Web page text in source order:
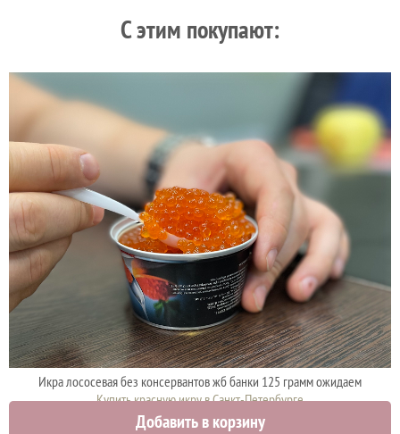
C этим покупают:
Икра лососевая без консервантов жб банки 125 грамм ожидаем
Купить красную икру в Санкт-Петербурге
1875 руб.
Добавить в корзину